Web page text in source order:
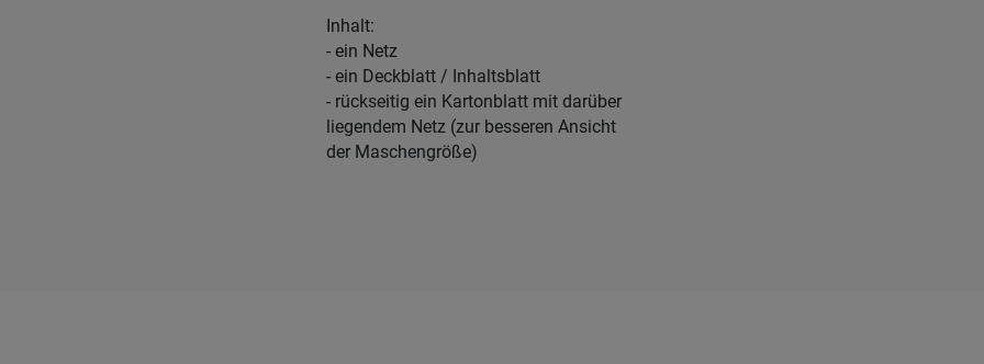
Inhalt:
- ein Netz
- ein Deckblatt / Inhaltsblatt
- rückseitig ein Kartonblatt mit darüber
liegendem Netz (zur besseren Ansicht
der Maschengröße)